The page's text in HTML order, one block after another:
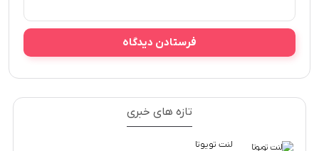
تازه های خبری
لنت تویوتا